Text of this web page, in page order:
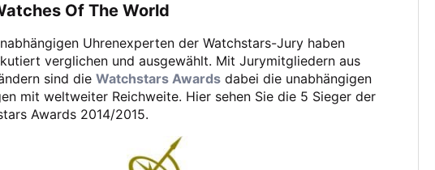
Of The World
Uhrenexperten der Watchstars-Jury haben
verglichen und ausgewählt. Mit Jurymitgliedern aus
sind die Watchstars Awards dabei die unabhängigen
mit weltweiter Reichweite. Hier sehen Sie die 5 Sieger der
Awards 2014/2015.